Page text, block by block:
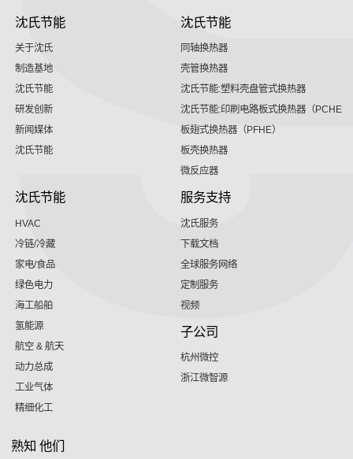
沈氏节能
关于沈氏
制造基地
沈氏节能
研发创新
新闻媒体
沈氏节能
沈氏节能
同轴换热器
壳管换热器
沈氏节能:塑料壳盘管式换热器
沈氏节能:印刷电路板式换热器（PCHE）
板翅式换热器（PFHE）
板壳换热器
微反应器
沈氏节能
HVAC
冷链/冷藏
家电/食品
绿色电力
海工船舶
氢能源
航空 & 航天
动力总成
工业气体
精细化工
服务支持
沈氏服务
下载文档
全球服务网络
定制服务
视频
子公司
杭州微控
浙江微智源
熟知 他们